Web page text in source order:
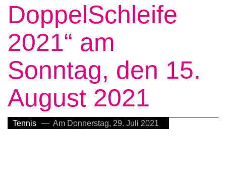
DoppelSchleife
2021“ am
Sonntag, den 15.
August 2021
Tennis — Am Donnerstag, 29. Juli 2021